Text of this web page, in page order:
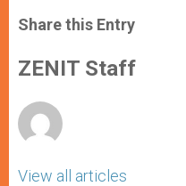
t
s
p
p
s
e
g
e
e
b
o
k
Share this Entry
ZENIT Staff
View all articles